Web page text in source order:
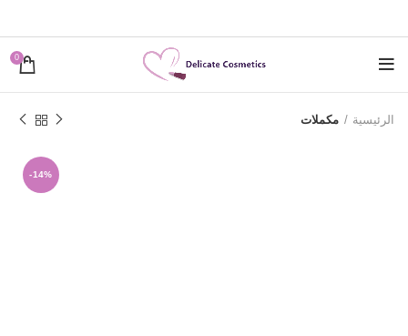
0
الرئيسية مكملات
-14%